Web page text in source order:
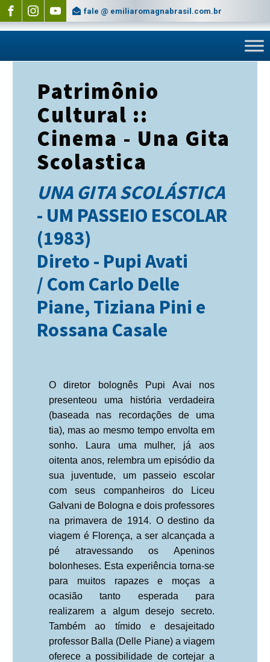
fale @ emiliaromagnabrasil.com.br
Patrimônio
Cultural ::
Cinema - Una Gita
Scolastica
UNA GITA SCOLÁSTICA
- UM PASSEIO ESCOLAR
(1983)
Direto - Pupi Avati
/ Com Carlo Delle
Piane, Tiziana Pini e
Rossana Casale
O diretor bolognês Pupi Avai nos
presenteou uma história verdadeira
(baseada nas recordações de uma
tia), mas ao mesmo tempo envolta em
sonho. Laura uma mulher, já aos
oitenta anos, relembra um episódio da
sua juventude, um passeio escolar
com seus companheiros do Liceu
Galvani de Bologna e dois professores
na primavera de 1914. O destino da
viagem é Florença, a ser alcançada a
pé atravessando os Apeninos
bolonheses. Esta experiência torna-se
para muitos rapazes e moças a
ocasião tanto esperada para
realizarem a algum desejo secreto.
Também ao tímido e desajeitado
professor Balla (Delle Piane) a viagem
oferece a possibilidade de cortejar a